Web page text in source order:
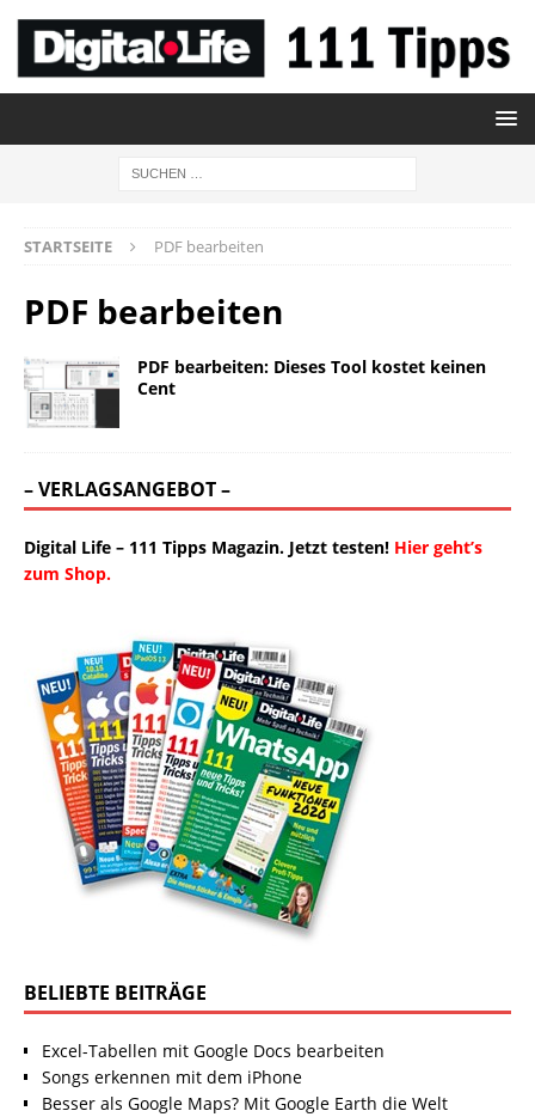
STARTSEITE PDF bearbeiten
PDF bearbeiten
PDF bearbeiten: Dieses Tool kostet keinen
Cent
– VERLAGSANGEBOT –
Digital Life – 111 Tipps Magazin. Jetzt testen! Hier geht’s
zum Shop.
BELIEBTE BEITRÄGE
Excel-Tabellen mit Google Docs bearbeiten
Songs erkennen mit dem iPhone
Besser als Google Maps? Mit Google Earth die Welt